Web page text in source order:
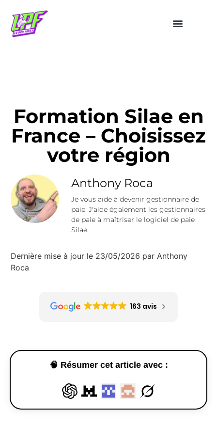
Formation Silae en
France – Choisissez
votre région
Anthony Roca
Je vous aide à devenir gestionnaire de
paie. J'aide également les gestionnaires
de paie à maîtriser le logiciel de paie
Silae.
Dernière mise à jour le 23/05/2026 par Anthony
Roca
163 avis
🧠 Résumer cet article avec :